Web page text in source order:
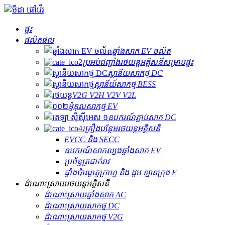
ផ្ទះ
ផលិតផល
ឆ្នាំងសាក EV ចល័ត
ប្រអប់​ជញ្ជាំង​រថយន្ត​អគ្គិសនី​សម្រាប់​ផ្ទះ
ស្ថានីយសាកថ្ម DC
ស្ថានីយ៍សាកថ្ម BESS
V2G V2H V2V V2L
ម៉ូឌុលសាកថ្ម EV
ឧបករណ៍ភ្ជាប់សាក DC
គ្រឿងបន្ថែមរថយន្តអគ្គិសនី
EVCC និង SECC
ឧបករណ៍សាកល្បងឆ្នាំងសាក EV
ប្រព័ន្ធត្រជាក់រាវ
ផ្ទាំងប៉ាណូតូក្រាហ្វ និង ដូម ឡានក្រុង E
ដំណោះស្រាយរថយន្តអគ្គិសនី
ដំណោះស្រាយ​ឆ្នាំងសាក AC
ដំណោះស្រាយសាកថ្ម DC
ដំណោះស្រាយសាកថ្ម V2G